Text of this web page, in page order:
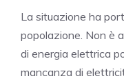
La situazione ha
popolazione. Non è
di energia elettrica
mancanza di